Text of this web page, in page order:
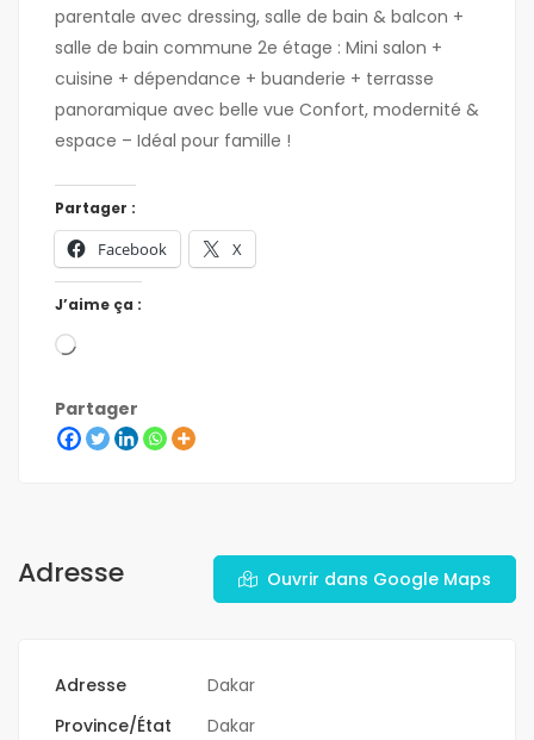
parentale avec dressing, salle de bain & balcon +
salle de bain commune 2e étage : Mini salon +
cuisine + dépendance + buanderie + terrasse
panoramique avec belle vue Confort, modernité &
espace – Idéal pour famille !
Partager :
Facebook X
J’aime ça :
Partager
Adresse Ouvrir dans Google Maps
Adresse
Dakar
Province/État
Dakar